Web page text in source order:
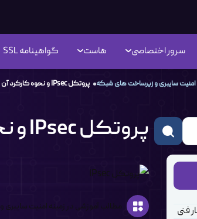
سرور اختصاصی هاست گواهینامه SSL
امنیت سایبری و زیرساخت های شبکه پروتکل IPsec و نحوه کارکرد آن
فنی
پروتکل IPsec و نحوه کارکرد آن
مطالب آموزشی در زمینه امنیت